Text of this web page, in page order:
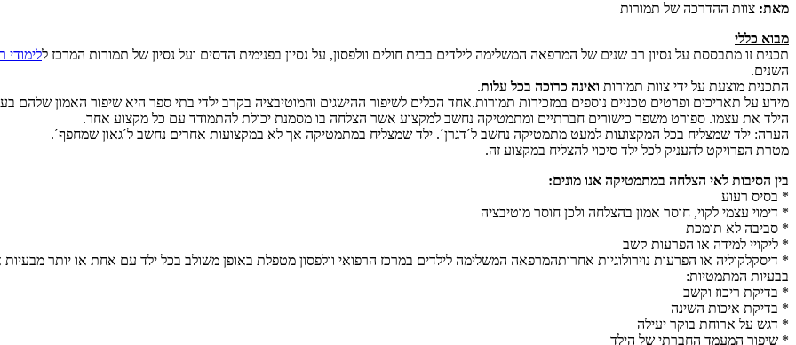
מאת: צוות ההדרכה של תמורות
מבוא כללי
תכנית זו מתבססת על נסיון רב שנים של המרפאה המשלימה לילדים בבית חולים וולפסון, על נסיון בפנימית הדסים ועל נסיון של תמורות המרכז ללימודי
השנים.
התכנית מוצעת על ידי צוות תמורות ואינה כרוכה בכל עלות.
מידע על תאריכים ופרטים טכניים נוספים במזכירות תמורות.אחד הכלים לשיפור ההישגים והמוטיבציה בקרב ילדי בתי ספר היא שיפור האמון
הילד את עצמו. ספורט משפר כישורים חברתיים ומתמטיקה נחשב למקצוע אשר הצלחה בו מסמנת יכולת להתמודד עם כל מקצוע אחר.
הערה: ילד שמצליח בכל המקצועות למעט מתמטיקה נחשב ל´דגרן´. ילד שמצליח במתמטיקה אך לא במקצועות אחרים נחשב ל´גאון שמחפף´.
מטרת הפרויקט להעניק לכל ילד סיכוי להצליח במקצוע זה.
בין הסיבות לאי הצלחה במתמטיקה אנו מונים:
* בסיס רעוע
* דימוי עצמי לקוי, חוסר אמון בהצלחה ולכן חוסר מוטיבציה
* סביבה לא תומכת
* ליקויי למידה או הפרעות קשב
* דיסקלקוליה או הפרעות נוירולוגיות אחרותהמרפאה המשלימה לילדים במרכז הרפואי וולפסון מטפלת באופן משולב בכל ילד עם אחת או יותר
בבעיות המתמטיות:
* בדיקת ריכוז וקשב
* בדיקת איכות השינה
* דגש על ארוחת בוקר יעילה
* שיפור המעמד החברתי של הילד